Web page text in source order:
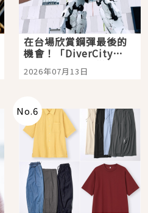
在台場欣賞鋼彈最後的
機會！「DiverCity
Tokyo Plaza」搭船、
購物、美食及夜景，一
2026年07月13日
No.6